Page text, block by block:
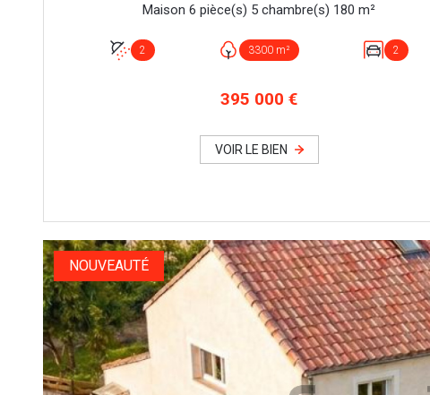
Maison 6 pièce(s) 5 chambre(s) 180 m²
2 3300 m² 2
395 000 €
VOIR LE BIEN
NOUVEAUTÉ